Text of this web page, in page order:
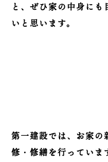
と、ぜひ家の中身に
いと思います。
第一建設では、お家の
修・修繕を行っていま